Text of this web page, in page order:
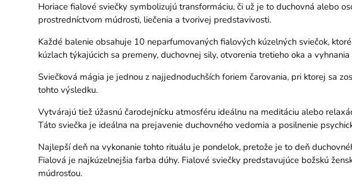
Horiace fialové sviečky symbolizujú transformáciu, či už je to duchovná alebo
prostredníctvom múdrosti, liečenia a tvorivej predstavivosti.
Každé balenie obsahuje 10 neparfumovaných fialových kúzelných sviečok,
kúzlach týkajúcich sa premeny, duchovnej sily, otvorenia tretieho oka a vyhnania
Sviečková mágia je jednou z najjednoduchších foriem čarovania, pri ktorej sa
tohto výsledku.
Vytvárajú tiež úžasnú čarodejnícku atmosféru ideálnu na meditáciu alebo
Táto sviečka je ideálna na prejavenie duchovného vedomia a posilnenie
Najlepší deň na vykonanie tohto rituálu je pondelok, pretože je to deň
Fialová je najkúzelnejšia farba dúhy. Fialové sviečky predstavujúce božskú
múdrosťou.